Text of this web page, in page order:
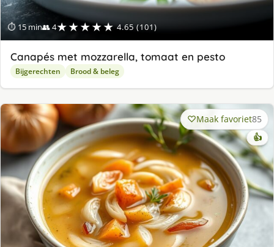
⏱ 15 min👥 4★★★★★ 4.65 (101)
Canapés met mozzarella, tomaat en pesto
Bijgerechten Brood & beleg
Maak favoriet85
👍